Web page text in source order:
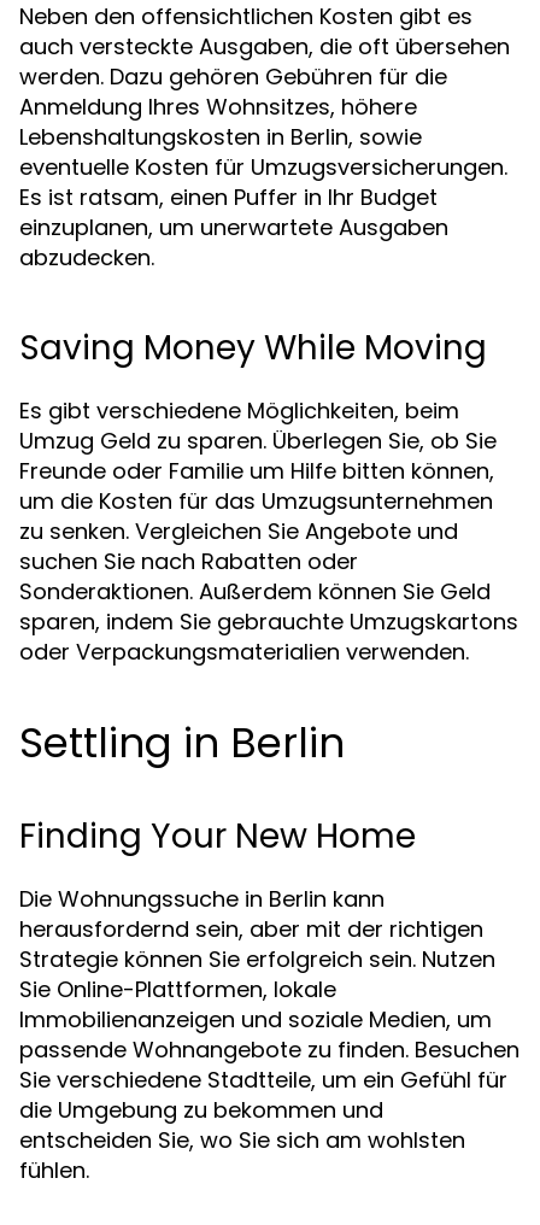
Neben den offensichtlichen Kosten gibt es
auch versteckte Ausgaben, die oft übersehen
werden. Dazu gehören Gebühren für die
Anmeldung Ihres Wohnsitzes, höhere
Lebenshaltungskosten in Berlin, sowie
eventuelle Kosten für Umzugsversicherungen.
Es ist ratsam, einen Puffer in Ihr Budget
einzuplanen, um unerwartete Ausgaben
abzudecken.
Saving Money While Moving
Es gibt verschiedene Möglichkeiten, beim
Umzug Geld zu sparen. Überlegen Sie, ob Sie
Freunde oder Familie um Hilfe bitten können,
um die Kosten für das Umzugsunternehmen
zu senken. Vergleichen Sie Angebote und
suchen Sie nach Rabatten oder
Sonderaktionen. Außerdem können Sie Geld
sparen, indem Sie gebrauchte Umzugskartons
oder Verpackungsmaterialien verwenden.
Settling in Berlin
Finding Your New Home
Die Wohnungssuche in Berlin kann
herausfordernd sein, aber mit der richtigen
Strategie können Sie erfolgreich sein. Nutzen
Sie Online-Plattformen, lokale
Immobilienanzeigen und soziale Medien, um
passende Wohnangebote zu finden. Besuchen
Sie verschiedene Stadtteile, um ein Gefühl für
die Umgebung zu bekommen und
entscheiden Sie, wo Sie sich am wohlsten
fühlen.